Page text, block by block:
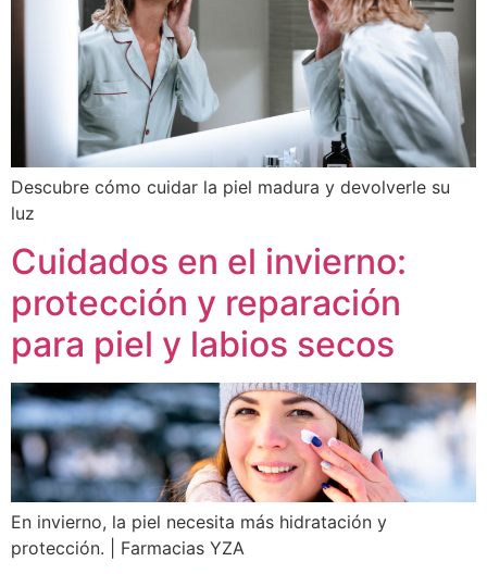
Descubre cómo cuidar la piel madura y devolverle su
luz
Cuidados en el invierno:
protección y reparación
para piel y labios secos
En invierno, la piel necesita más hidratación y
protección. | Farmacias YZA